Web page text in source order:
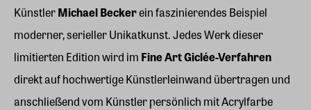
KünstlerMichael Beckerein faszinierendes Beispiel
moderner, serieller Unikatkunst. Jedes Werk dieser
limitierten Edition wird im Fine Art Giclée-Verfahren
direkt auf hochwertige Künstlerleinwand übertragen und
anschließend vom Künstler persönlich mit Acrylfarbe